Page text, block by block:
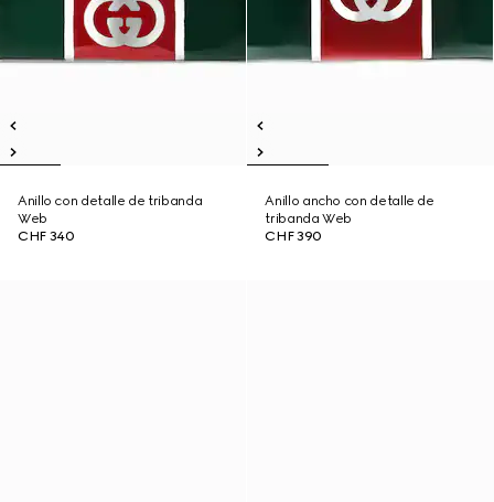
Anillo con detalle de tribanda
Web
CHF 340
Anillo ancho con detalle de
tribanda Web
CHF 390